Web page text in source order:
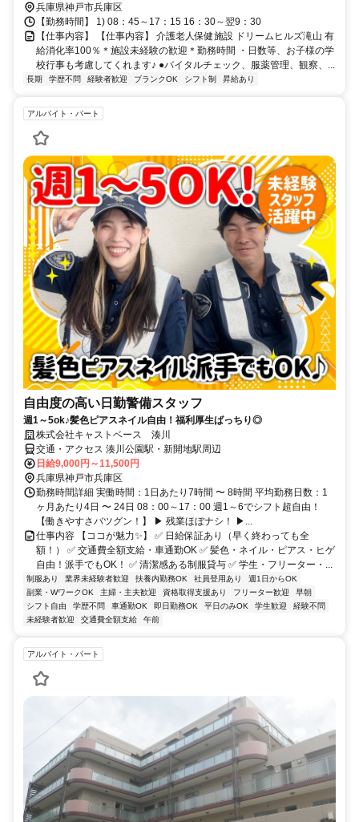
兵庫県神戸市兵庫区
【勤務時間】 1) 08：45～17：15 16：30～翌9：30
【仕事内容】 【仕事内容】 介護老人保健施設 ドリームヒルズ滝山 有
給消化率100％＊施設未経験の歓迎＊勤務時間 ・日数等、お子様の学
校行事も考慮してくれます♪ ●バイタルチェック、服薬管理、観察、...
長期 学歴不問 経験者歓迎 ブランクOK シフト制 昇給あり
アルバイト・パート
自由度の高い日勤警備スタッフ
週1～5ok♪髪色ピアスネイル自由！福利厚生ばっちり◎
株式会社キャストベース 湊川
交通・アクセス 湊川公園駅・新開地駅周辺
日給9,000円～11,500円
兵庫県神戸市兵庫区
勤務時間詳細 実働時間：1日あたり7時間 〜 8時間 平均勤務日数：1
ヶ月あたり4日 〜 24日 08：00～17：00 週1～6でシフト超自由！
【働きやすさバツグン！】 ▶ 残業ほぼナシ！ ▶...
仕事内容 【ココが魅力✨】 ✅ 日給保証あり（早く終わっても全
額！） ✅ 交通費全額支給・車通勤OK ✅ 髪色・ネイル・ピアス・ヒゲ
自由！派手でもOK！ ✅ 清潔感ある制服貸与 ✅ 学生・フリーター・...
制服あり 業界未経験者歓迎 扶養内勤務OK 社員登用あり
週1日からOK
副業・WワークOK
主婦・主夫歓迎 資格取得支援あり フリーター歓迎
早朝
シフト自由
学歴不問 車通勤OK 即日勤務OK 平日のみOK 学生歓迎
経験不問
未経験者歓迎
交通費全額支給 午前
アルバイト・パート